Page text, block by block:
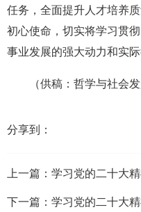
任务，全面提升人才培养
初心使命， 切实将学习贯
事业发展的强大动力和实际
（供稿：哲学与社会发
分享到：
上一篇： 学习党的二十大精神进
下一篇： 学习党的二十大精